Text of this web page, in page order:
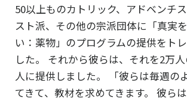
50以上ものカトリック、アドベンチ
スト派、その他の宗派団体に「真実
い：薬物」のプログラムの提供をト
した。 それから彼らは、それを2万
人に提供しました。 「彼らは毎週の
てきて、教材を求めてきます。 彼ら